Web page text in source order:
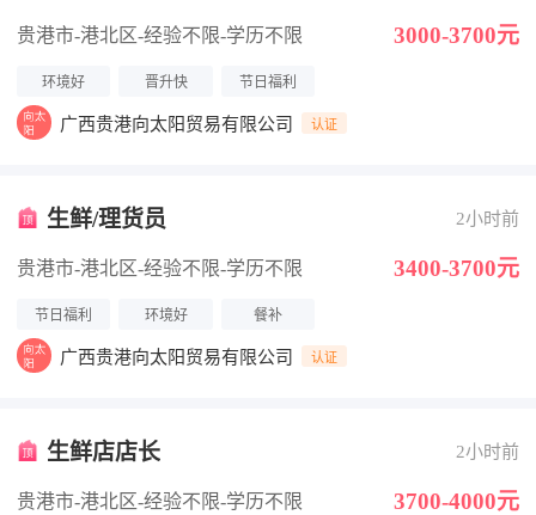
贵港市-港北区-经验不限-学历不限 3000-3700元
环境好 晋升快 节日福利
广西贵港向太阳贸易有限公司 认证
生鲜/理货员 2小时前
贵港市-港北区-经验不限-学历不限 3400-3700元
节日福利 环境好 餐补
广西贵港向太阳贸易有限公司 认证
生鲜店店长 2小时前
贵港市-港北区-经验不限-学历不限 3700-4000元